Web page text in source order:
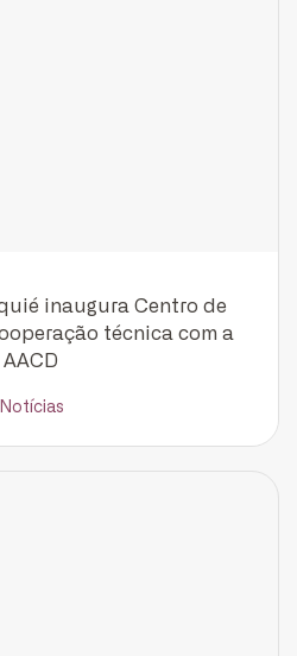
inaugura Centro de
técnica com a
AACD
Notícias